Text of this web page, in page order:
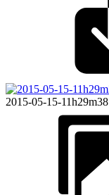
2015-05-15-11h29m38